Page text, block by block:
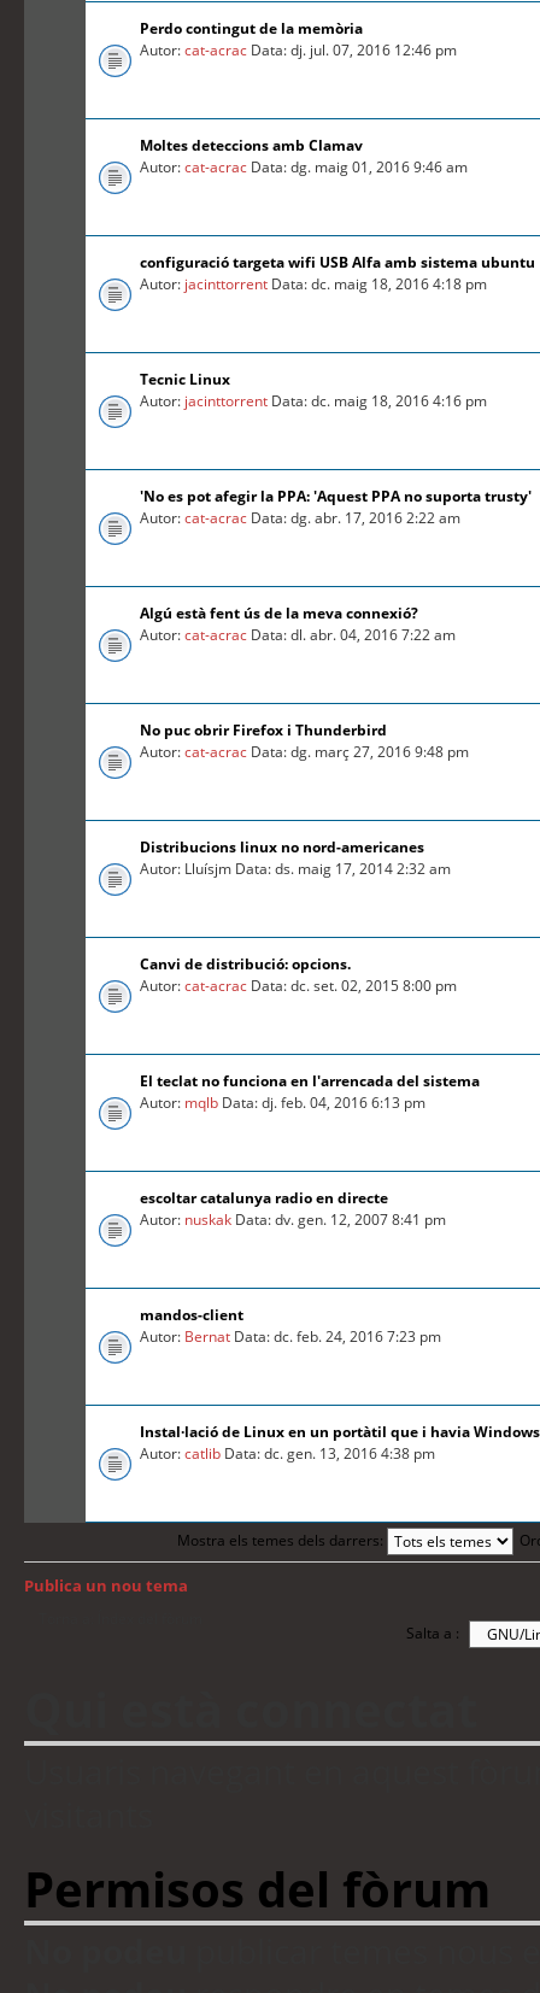
Perdo contingut de la memòria
Autor:cat-acrac Data: dj. jul. 07, 2016 12:46 pm
Moltes deteccions amb Clamav
Autor:cat-acrac Data: dg. maig 01, 2016 9:46 am
configuració targeta wifi USB Alfa amb sistema ubuntu
Autor: jacinttorrent Data: dc. maig 18, 2016 4:18 pm
Tecnic Linux
Autor: jacinttorrent Data: dc. maig 18, 2016 4:16 pm
'No es pot afegir la PPA: 'Aquest PPA no suporta trusty'
Autor:cat-acrac Data: dg. abr. 17, 2016 2:22 am
Algú està fent ús de la meva connexió?
Autor:cat-acrac Data: dl. abr. 04, 2016 7:22 am
No puc obrir Firefox i Thunderbird
Autor:cat-acrac Data: dg. març 27, 2016 9:48 pm
Distribucions linux no nord-americanes
Autor: Lluísjm Data: ds. maig 17, 2014 2:32 am
Canvi de distribució: opcions.
Autor:cat-acrac Data: dc. set. 02, 2015 8:00 pm
El teclat no funciona en l'arrencada del sistema
Autor: mqlb Data: dj. feb. 04, 2016 6:13 pm
escoltar catalunya radio en directe
Autor: nuskak Data: dv. gen. 12, 2007 8:41 pm
mandos-client
Autor: Bernat Data: dc. feb. 24, 2016 7:23 pm
Instal·lació de Linux en un portàtil que i havia
Autor:catlib Data: dc. gen. 13, 2016 4:38 pm
Mostra els temes dels darrers:
Publica un nou tema
Salta a :
Permisos del fòrum